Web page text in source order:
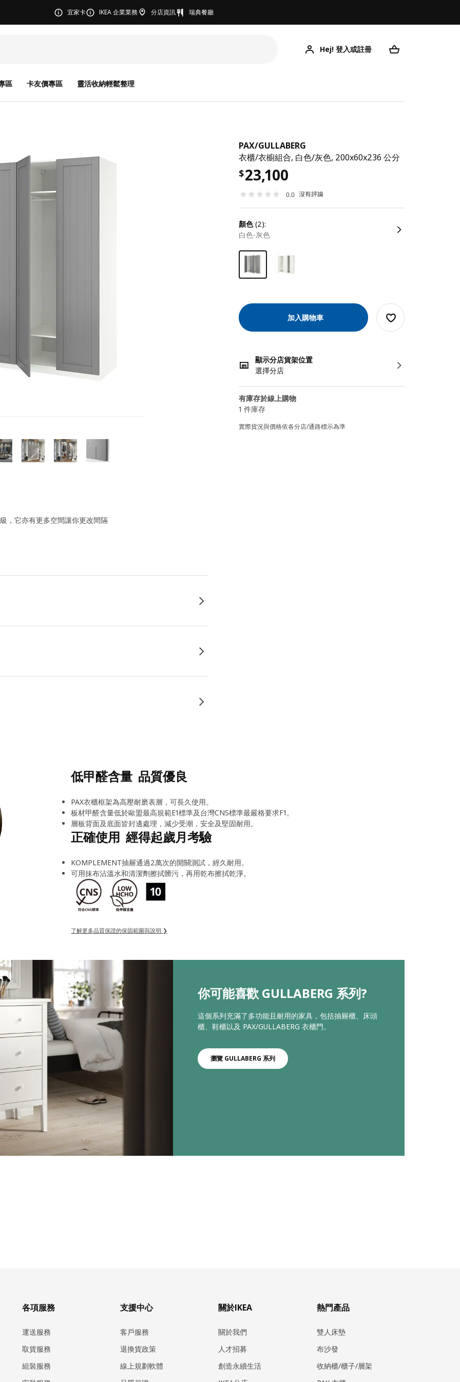
宜家卡 IKEA 企業業務 分店資訊 瑞典餐廳
Hej! 登入或註冊
區 卡友價專區 靈活收納輕鬆整理
PAX/GULLABERG
衣櫃/衣櫥組合, 白色/灰色, 200x60x236 公分
$23,100
0.0 沒有評論
顏色(2):
白色-灰色
加入購物車
顯示分店貨架位置
選擇分店
有庫存於線上購物
1 件庫存
實際貨況與價格依各分店/通路標示為準
，它亦有更多空間讓你更改間隔
低甲醛含量 品質優良
PAX衣櫃框架為高壓耐磨表層，可長久使用。
板材甲醛含量低於歐盟最高規範E1標準及台灣CNS標準最嚴格要求F1。
層板背面及底面皆封邊處理，減少受潮，安全及堅固耐用。
正確使用 經得起歲月考驗
KOMPLEMENT抽屜通過2萬次的開關測試，經久耐用。
可用抹布沾溫水和清潔劑擦拭髒污，再用乾布擦拭乾淨。
了解更多品質保證的保固範圍與說明 ❯
你可能喜歡 GULLABERG 系列?
這個系列充滿了多功能且耐用的家具，包括抽屜櫃、床頭
櫃、鞋櫃以及 PAX/GULLABERG 衣櫃門。
瀏覽 GULLABERG 系列
各項服務
運送服務
取貨服務
組裝服務
支援中心
客戶服務
退換貨政策
線上規劃軟體
關於IKEA
關於我們
人才招募
創造永續生活
熱門產品
雙人床墊
布沙發
收納櫃/櫃子/層架